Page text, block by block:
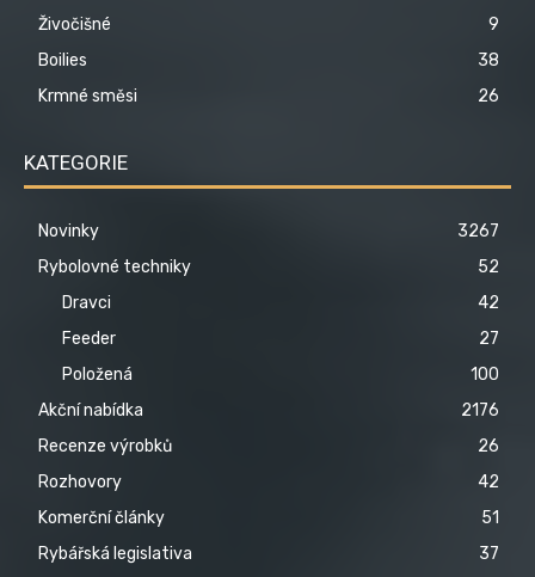
Živočišné
9
Boilies
38
Krmné směsi
26
KATEGORIE
Novinky
3267
Rybolovné techniky
52
Dravci
42
Feeder
27
Položená
100
Akční nabídka
2176
Recenze výrobků
26
Rozhovory
42
Komerční články
51
Rybářská legislativa
37